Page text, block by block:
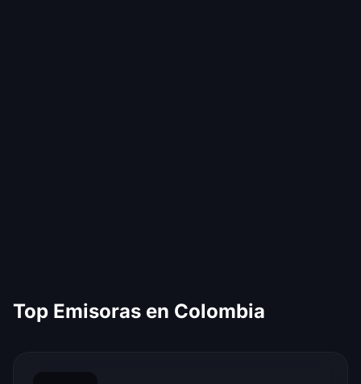
Top Emisoras en Colombia